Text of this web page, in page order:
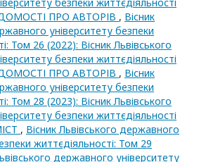
ПРО АВТОРІВ , Вісник
університету безпеки
Том 26 (2022): Вісник Львівського
безпеки життєдіяльності
ПРО АВТОРІВ , Вісник
університету безпеки
Том 28 (2023): Вісник Львівського
безпеки життєдіяльності
, Вісник Львівського державного
життєдіяльності: Том 29
державного університету